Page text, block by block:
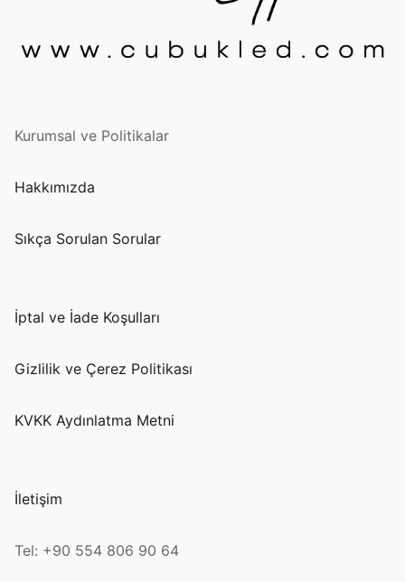
Kurumsal ve Politikalar
Hakkımızda
Sıkça Sorulan Sorular
İptal ve İade Koşulları
Gizlilik ve Çerez Politikası
KVKK Aydınlatma Metni
İletişim
Tel: +90 554 806 90 64